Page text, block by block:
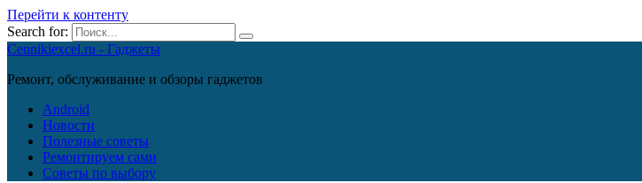
Перейти к контенту
Search for:
Cennikiexcel.ru - Гаджеты
Ремонт, обслуживание и обзоры гаджетов
Android
Новости
Полезные советы
Ремонтируем сами
Советы по выбору